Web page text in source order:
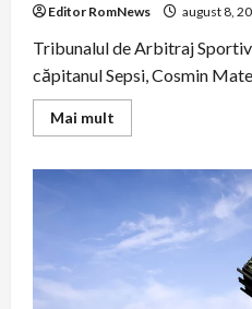
Editor RomNews august 8,
Tribunalul de Arbitraj
căpitanul Sepsi, Cosmin
Mai mult
more
Căpitanul
Cosmin
Matei
sancționat
nouă